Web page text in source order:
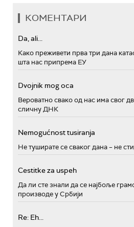
КОМЕНТАРИ
Da, ali...
Како преживети прва три дана
шта нас припрема ЕУ
Dvojnik mog oca
Вероватно свако од нас има свог
сличну ДНК
Nemogućnost tusiranja
Не туширате се сваког дана – не
Cestitke za uspeh
Да ли сте знали да се најбоље
производе у Србији
Re: Eh...